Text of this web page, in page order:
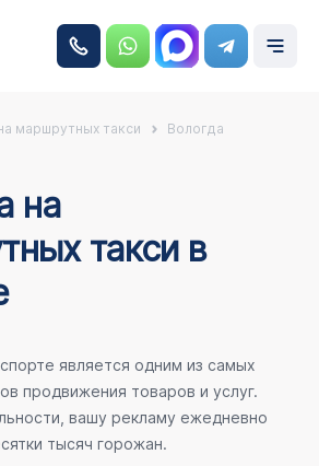
маршрутных такси Вологда
на
такси в
является одним из самых
продвижения товаров и услуг.
вашу рекламу ежедневно
тысяч горожан.